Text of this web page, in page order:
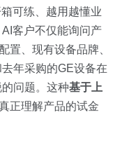
可练、越用越懂业
客户不仅能询问产
置、现有设备品牌、
年采购的GE设备在
问题。这种基于上
正理解产品的试金